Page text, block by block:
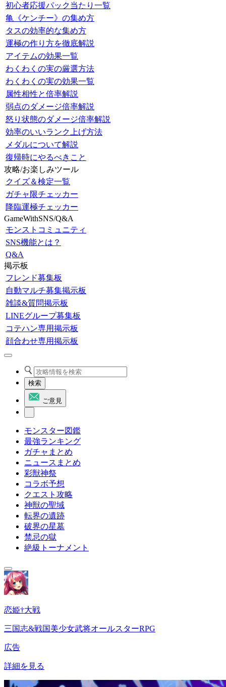
初心者応援パック当たり一覧
亀《ケンチー》の集め方
タスの効率的な集め方
運極の作り方を徹底解説
アイテムの効果一覧
わくわくの実の厳選方法
わくわくの実の効果一覧
属性相性と倍率解説
弱点のダメージ倍率解説
怒り状態のダメージ倍率解説
効率のいいランク上げ方法
メダルについて解説
復帰時にやるべきこと
攻略/お楽しみツール
クイズ＆検定一覧
ガチャ限チェッカー
降臨運極チェッカー
GameWithSNS/Q&A
モンストコミュニティ
SNS機能とは？
Q&A
掲示板
フレンド募集板
自動マルチ募集掲示板
雑談&質問掲示板
LINEグループ募集板
コテハン専用掲示板
顔合わせ専用掲示板
検索
ご意見
モンスター図鑑
最強ランキング
ガチャまとめ
ニュースまとめ
彩獣神祭
コラボ予想
クエスト攻略
神獣の聖域
転界の遺跡
破界の星墓
禁忌の獄
絶級トーナメント
恋姫†大戦
三国志&戦国美少女武将オールスターRPG
広告
詳細を見る